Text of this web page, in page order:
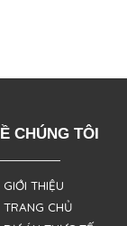
CHÚNG TÔI
THIỆU
CHỦ